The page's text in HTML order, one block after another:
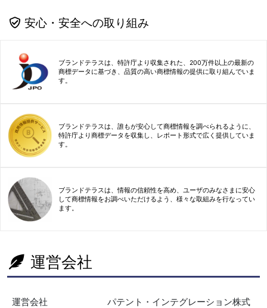
安心・安全への取り組み
ブランドテラスは、特許庁より収集された、200万件以上の最新の
商標データに基づき、品質の高い商標情報の提供に取り組んでいま
す。
ブランドテラスは、誰もが安心して商標情報を調べられるように、
特許庁より商標データを収集し、レポート形式で広く提供していま
す。
ブランドテラスは、情報の信頼性を高め、ユーザのみなさまに安心
して商標情報をお調べいただけるよう、様々な取組みを行なってい
ます。
運営会社
運営会社
パテント・インテグレーション株式